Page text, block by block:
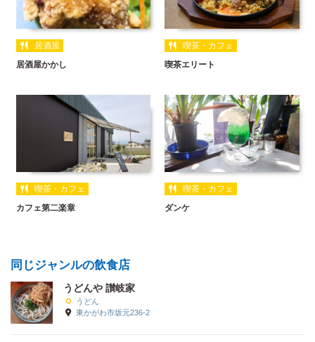
居酒屋
居酒屋かかし
喫茶・カフェ
喫茶エリート
喫茶・カフェ
カフェ第二楽章
喫茶・カフェ
ダンケ
同じジャンルの飲食店
うどんや 讃岐家
うどん
東かがわ市坂元236-2